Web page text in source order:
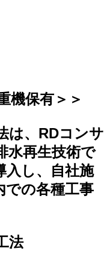
機保有＞＞
は、RDコンサ
水再生技術で
入し、自社施
での各種工事
法